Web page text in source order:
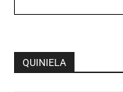
QUINIELA